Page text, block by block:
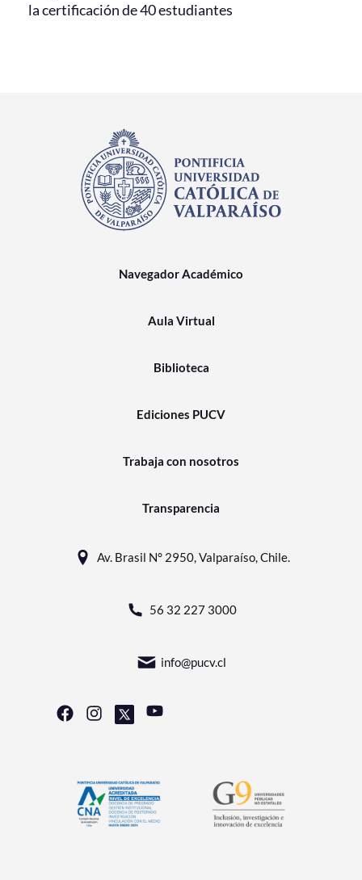
la certificación de 40 estudiantes
Navegador Académico
Aula Virtual
Biblioteca
Ediciones PUCV
Trabaja con nosotros
Transparencia
Av. Brasil N° 2950, Valparaíso, Chile.
56 32 227 3000
info@pucv.cl